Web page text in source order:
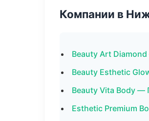
Компании в
Beauty Art
Beauty Esthetic
Beauty Vita Body —
Esthetic Premium